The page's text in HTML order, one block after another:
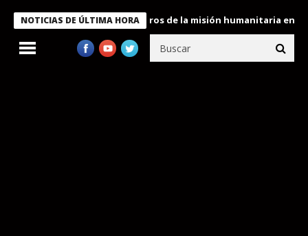
NOTICIAS DE ÚLTIMA HORA
condecora a miembros de la misión humanitaria enviada a